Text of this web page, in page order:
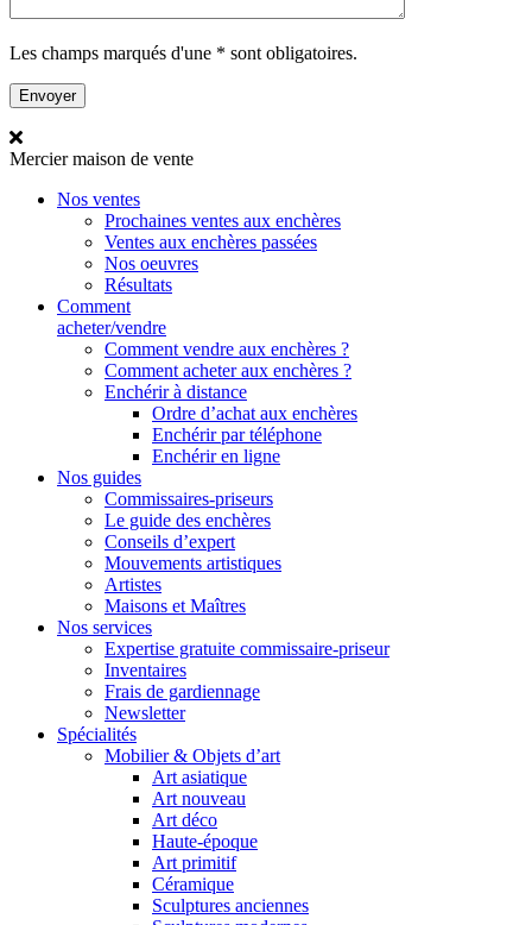
Les champs marqués d'une * sont obligatoires.
Merciermaison de vente
Nos ventes
Prochaines ventes aux enchères
Ventes aux enchères passées
Nos oeuvres
Résultats
Comment
acheter/vendre
Comment vendre aux enchères ?
Comment acheter aux enchères ?
Enchérir à distance
Ordre d’achat aux enchères
Enchérir par téléphone
Enchérir en ligne
Nos guides
Commissaires-priseurs
Le guide des enchères
Conseils d’expert
Mouvements artistiques
Artistes
Maisons et Maîtres
Nos services
Expertise gratuite commissaire-priseur
Inventaires
Frais de gardiennage
Newsletter
Spécialités
Mobilier & Objets d’art
Art asiatique
Art nouveau
Art déco
Haute-époque
Art primitif
Céramique
Sculptures anciennes